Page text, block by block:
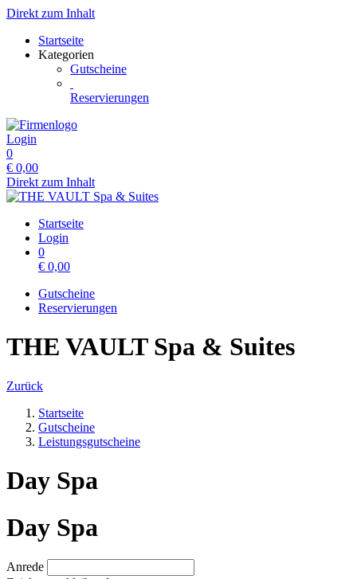
Direkt zum Inhalt
Startseite
Kategorien
Gutscheine
Reservierungen
Login
0
€ 0,00
Direkt zum Inhalt
Startseite
Login
0
€ 0,00
Gutscheine
Reservierungen
THE VAULT Spa & Suites
Zurück
Startseite
Gutscheine
Leistungsgutscheine
Day Spa
Day Spa
Anrede